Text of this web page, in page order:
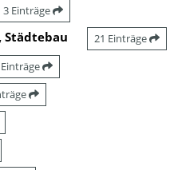
3 Einträge
Städtebau 21 Einträge